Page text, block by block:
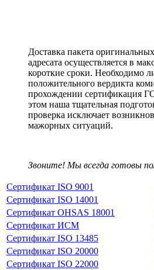
Доставка пакета
адресата осуществляется в
короткие сроки. Необходимо
положительного вердикта
прохождении сертификация
этом наша тщательная
проверка исключает
мажорных ситуаций.
Звоните! Мы всегда готовы
Сертификат ISO 9001
Сертификат ISO 14001
Сертификат OHSAS 18001
Сертификат ИСМ
Сертификат ISO 13485
Сертификат ISO 20000
Сертификат ISO 22000